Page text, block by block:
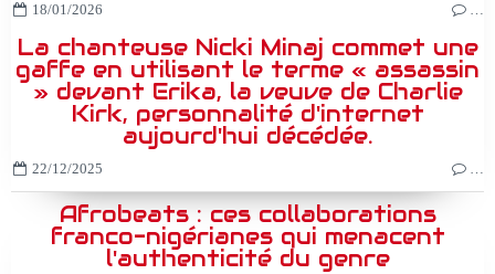
18/01/2026
La chanteuse Nicki Minaj commet une
gaffe en utilisant le terme « assassin
» devant Erika, la veuve de Charlie
Kirk, personnalité d'internet
aujourd'hui décédée.
22/12/2025
Afrobeats : ces collaborations
franco-nigérianes qui menacent
l'authenticité du genre